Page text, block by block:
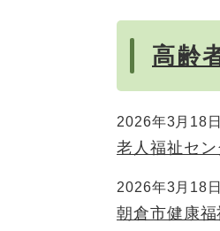
高齢
2026年3月18
老人福祉セン
2026年3月18
朝倉市健康